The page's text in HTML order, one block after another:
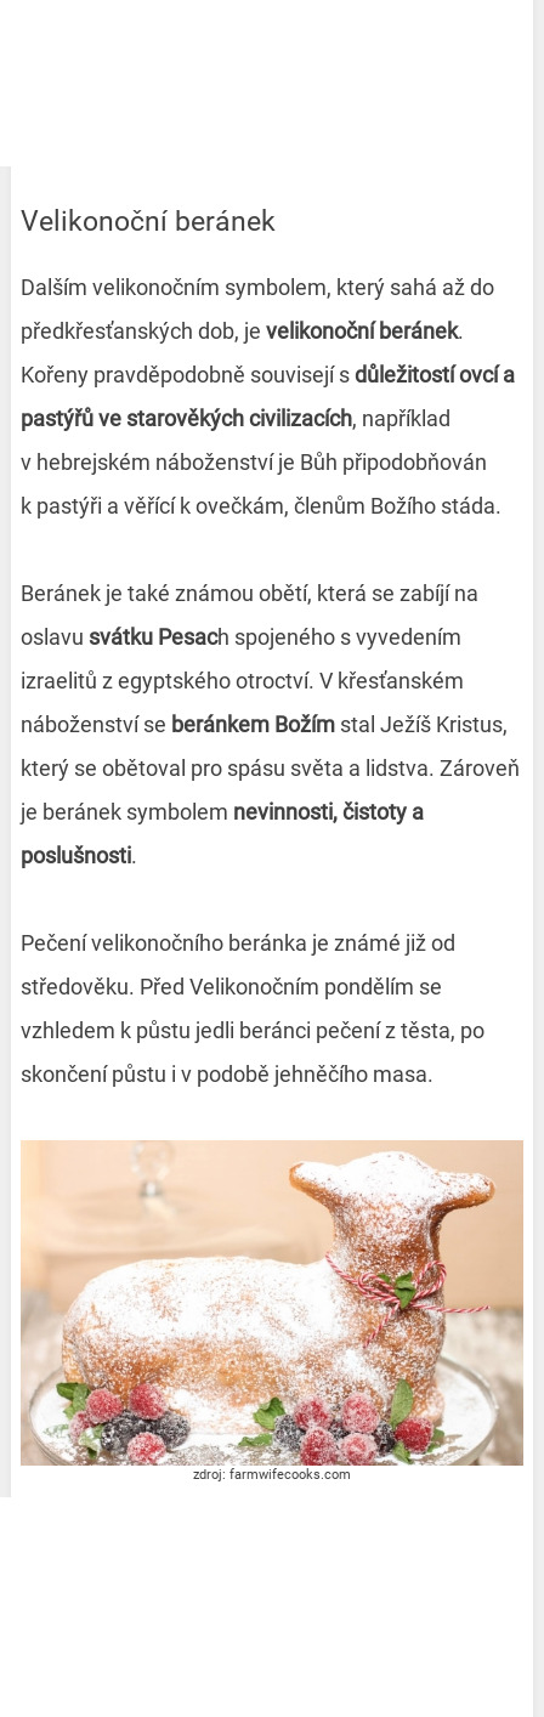
Velikonoční beránek
Dalším velikonočním symbolem, který sahá až do
předkřesťanských dob, je velikonoční beránek.
Kořeny pravděpodobně souvisejí sdůležitostí ovcí a
pastýřů ve starověkých civilizacích, například
v hebrejském náboženství je Bůh připodobňován
k pastýři a věřící k ovečkám, členům Božího stáda.
Beránek je také známou obětí, která se zabíjí na
oslavu svátku Pesach spojeného s vyvedením
izraelitů z egyptského otroctví. V křesťanském
náboženství se beránkem Božímstal Ježíš Kristus,
který se obětoval pro spásu světa a lidstva. Zároveň
je beránek symbolem nevinnosti, čistoty a
poslušnosti.
Pečení velikonočního beránka je známé již od
středověku. Před Velikonočním pondělím se
vzhledem k půstu jedli beránci pečení z těsta, po
skončení půstu i v podobě jehněčího masa.
zdroj: farmwifecooks.com